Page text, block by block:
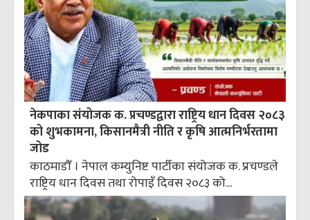
नेकपाका संयोजक क. प्रचण्डद्वारा राष्ट्रिय धान दिवस २०८३
को शुभकामना, किसानमैत्री नीति र कृषि आत्मनिर्भरतामा
जोड
काठमाडौँ । नेपाल कम्युनिष्ट पार्टीका संयोजक क. प्रचण्डले
राष्ट्रिय धान दिवस तथा रोपाइँ दिवस २०८३ को...